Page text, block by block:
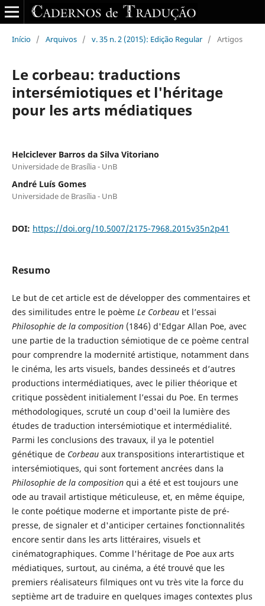
Início / Arquivos / v. 35 n. 2 (2015): Edição Regular / Artigos
Le corbeau: traductions
intersémiotiques et l'héritage
pour les arts médiatiques
Helciclever Barros da Silva Vitoriano
Universidade de Brasília - UnB
André Luís Gomes
Universidade de Brasília - UnB
DOI: https://doi.org/10.5007/2175-7968.2015v35n2p41
Resumo
Le but de cet article est de développer des commentaires et
des similitudes entre le poème Le Corbeauet l’essai
Philosophie de la composition(1846) d'Edgar Allan Poe, avec
une partie de la traduction sémiotique de ce poème central
pour comprendre la modernité artistique, notamment dans
le cinéma, les arts visuels, bandes dessineés et d’autres
productions intermédiatiques, avec le pilier théorique et
critique possèdent initialement l’essai du Poe. En termes
méthodologiques, scruté un coup d'oeil la lumière des
études de traduction intersémiotique et intermédialité.
Parmi les conclusions des travaux, il ya le potentiel
génétique de Corbeauaux transpositions interartistique et
intersémiotiques, qui sont fortement ancrées dans la
Philosophie de la composition qui a été et est toujours une
ode au travail artistique méticuleuse, et, en même équipe,
le conte poétique moderne et importante piste de pré-
presse, de signaler et d'anticiper certaines fonctionnalités
encore sentir dans les arts littéraires, visuels et
cinématographiques. Comme l'héritage de Poe aux arts
médiatiques, surtout, au cinéma, a été trouvé que les
premiers réalisateurs filmiques ont vu très vite la force du
septième art de traduire en quelques images contextes plus